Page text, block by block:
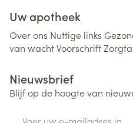
Uw apotheek
Over ons Nuttige links
van wachtVoorschrift
Nieuwsbrief
Blijf op de hoogte van